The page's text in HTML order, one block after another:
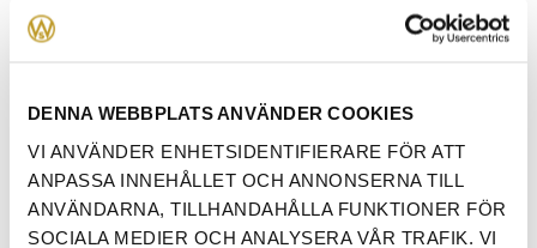
DENNA WEBBPLATS ANVÄNDER COOKIES
VI ANVÄNDER ENHETSIDENTIFIERARE FÖR ATT
ANPASSA INNEHÅLLET OCH ANNONSERNA TILL
ANVÄNDARNA, TILLHANDAHÅLLA FUNKTIONER FÖR
SOCIALA MEDIER OCH ANALYSERA VÅR TRAFIK. VI
TYG PRISGRUPP 3 *